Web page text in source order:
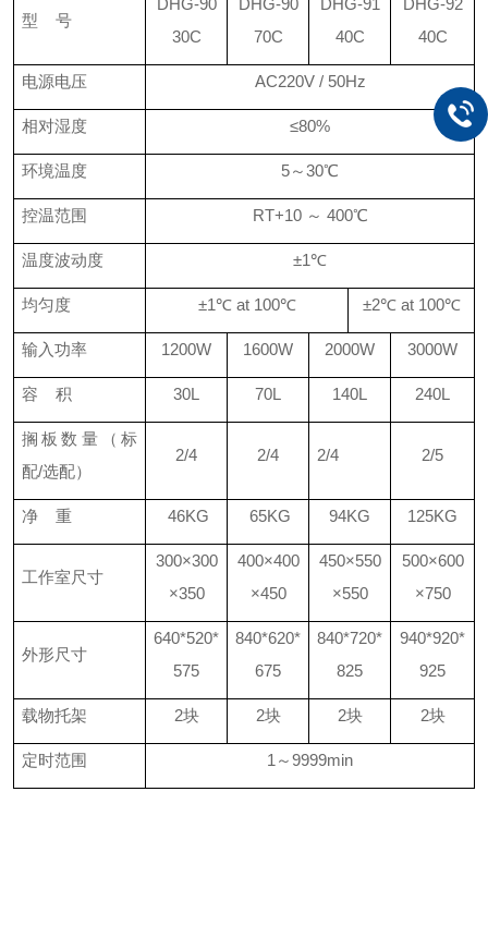
型 号
DHG-90
30C
DHG-90
70C
DHG-91
40C
DHG-92
40C
电源电压 AC220V / 50Hz
相对湿度 ≤80%
环境温度 5～30℃
控温范围 RT+10 ～ 400℃
温度波动度 ±1℃
均匀度 ±1℃ at 100℃ ±2℃ at 100℃
输入功率 1200W 1600W 2000W 3000W
容 积 30L 70L 140L 240L
搁板数量（标
配/选配）
2/4 2/4 2/4 2/5
净 重 46KG 65KG 94KG 125KG
工作室尺寸
300×300
×350
400×400
×450
450×550
×550
500×600
×750
外形尺寸
640*520*
575
840*620*
675
840*720*
825
940*920*
925
载物托架 2块 2块 2块 2块
定时范围 1～9999min